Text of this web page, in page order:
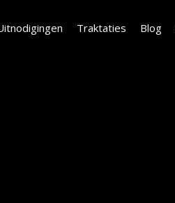
Traktaties Blog